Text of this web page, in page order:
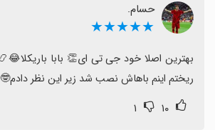
حسام.
★★★★★
ریختم اینم باهاش نصب شد زیر این نظر دادم🤓
۱۰ ۱